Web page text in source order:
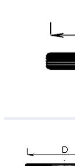
Oplossingen
Downloads